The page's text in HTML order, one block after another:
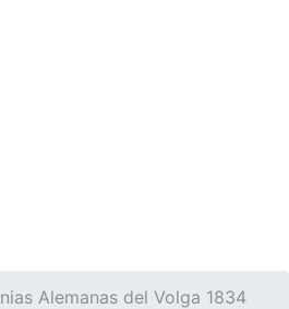
Alemanas del Volga 1834